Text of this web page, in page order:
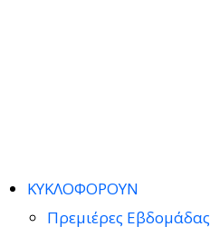
ΚΥΚΛΟΦΟΡΟΥΝ
Πρεμιέρες Εβδομάδας